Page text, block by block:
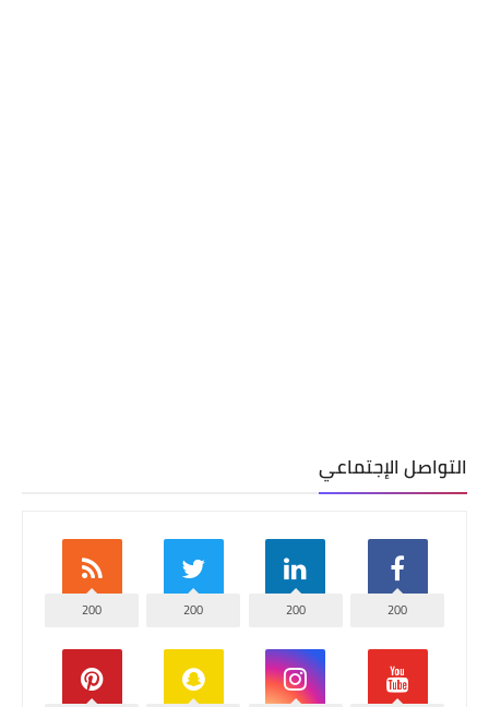
التواصل الإجتماعي
200
200
200
200